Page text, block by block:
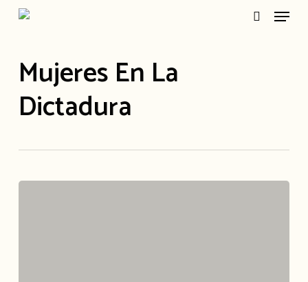
content
Menu
Mujeres En La
Dictadura